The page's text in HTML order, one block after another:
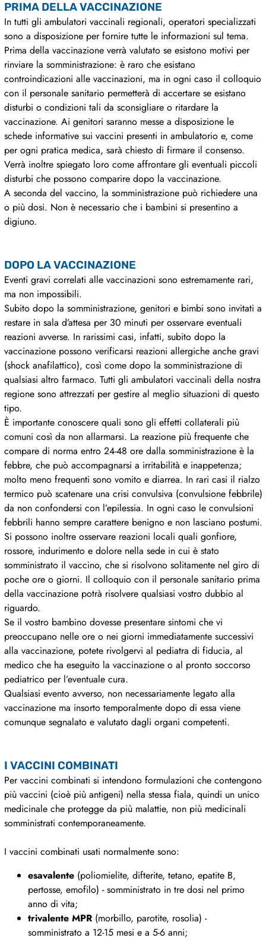
PRIMA DELLA VACCINAZIONE
In tutti gli ambulatori vaccinali regionali, operatori specializzati
sono a disposizione per fornire tutte le informazioni sul tema.
Prima della vaccinazione verrà valutato se esistono motivi per
rinviare la somministrazione: è raro che esistano
controindicazioni alle vaccinazioni, ma in ogni caso il colloquio
con il personale sanitario permetterà di accertare se esistano
disturbi o condizioni tali da sconsigliare o ritardare la
vaccinazione. Ai genitori saranno messe a disposizione le
schede informative sui vaccini presenti in ambulatorio e, come
per ogni pratica medica, sarà chiesto di firmare il consenso.
Verrà inoltre spiegato loro come affrontare gli eventuali piccoli
disturbi che possono comparire dopo la vaccinazione.
A seconda del vaccino, la somministrazione può richiedere una
o più dosi. Non è necessario che i bambini si presentino a
digiuno.
DOPO LA VACCINAZIONE
Eventi gravi correlati alle vaccinazioni sono estremamente rari,
ma non impossibili.
Subito dopo la somministrazione, genitori e bimbi sono invitati a
restare in sala d’attesa per 30 minuti per osservare eventuali
reazioni avverse. In rarissimi casi, infatti, subito dopo la
vaccinazione possono verificarsi reazioni allergiche anche gravi
(shock anafilattico), così come dopo la somministrazione di
qualsiasi altro farmaco. Tutti gli ambulatori vaccinali della nostra
regione sono attrezzati per gestire al meglio situazioni di questo
tipo.
È importante conoscere quali sono gli effetti collaterali più
comuni così da non allarmarsi. La reazione più frequente che
compare di norma entro 24-48 ore dalla somministrazione è la
febbre, che può accompagnarsi a irritabilità e inappetenza;
molto meno frequenti sono vomito e diarrea. In rari casi il rialzo
termico può scatenare una crisi convulsiva (convulsione febbrile)
da non confondersi con l’epilessia. In ogni caso le convulsioni
febbrili hanno sempre carattere benigno e non lasciano postumi.
Si possono inoltre osservare reazioni locali quali gonfiore,
rossore, indurimento e dolore nella sede in cui è stato
somministrato il vaccino, che si risolvono solitamente nel giro di
poche ore o giorni. Il colloquio con il personale sanitario prima
della vaccinazione potrà risolvere qualsiasi vostro dubbio al
riguardo.
Se il vostro bambino dovesse presentare sintomi che vi
preoccupano nelle ore o nei giorni immediatamente successivi
alla vaccinazione, potete rivolgervi al pediatra di fiducia, al
medico che ha eseguito la vaccinazione o al pronto soccorso
pediatrico per l’eventuale cura.
Qualsiasi evento avverso, non necessariamente legato alla
vaccinazione ma insorto temporalmente dopo di essa viene
comunque segnalato e valutato dagli organi competenti.
I VACCINI COMBINATI
Per vaccini combinati si intendono formulazioni che contengono
più vaccini (cioè più antigeni) nella stessa fiala, quindi un unico
medicinale che protegge da più malattie, non più medicinali
somministrati contemporaneamente.
I vaccini combinati usati normalmente sono:
esavalente (poliomielite, difterite, tetano, epatite B,
pertosse, emofilo) - somministrato in tre dosi nel primo
anno di vita;
trivalente MPR (morbillo, parotite, rosolia) -
somministrato a 12-15 mesi e a 5-6 anni;